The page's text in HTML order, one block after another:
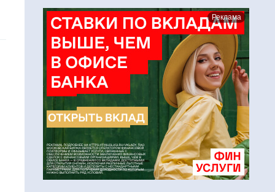
Реклама